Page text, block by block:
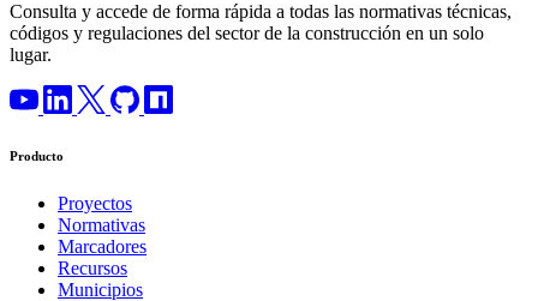
Consulta y accede de forma rápida a todas las normativas técnicas,
códigos y regulaciones del sector de la construcción en un solo
lugar.
Producto
Proyectos
Normativas
Marcadores
Recursos
Municipios